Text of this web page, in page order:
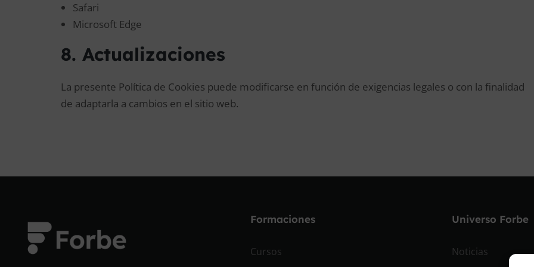
Safari
Microsoft Edge
8. Actualizaciones
La presente Política de Cookies puede modificarse en función de exigencias legales o con la finalidad
de adaptarla a cambios en el sitio web.
Formaciones
Cursos
Universo Forbe
Noticias